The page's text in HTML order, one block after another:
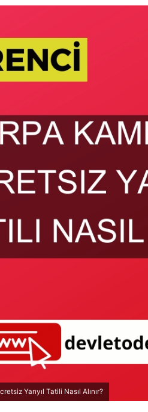
Yarıyıl Tatili Nasıl Alınır?